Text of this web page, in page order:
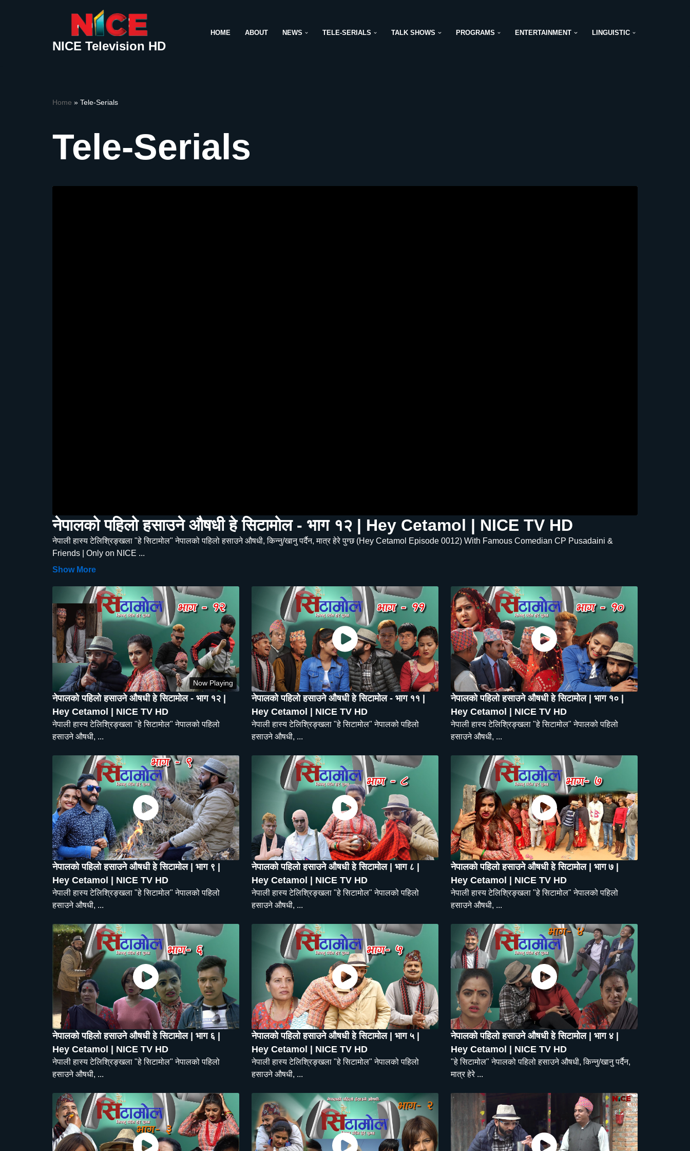
NICE Television HD
HOME ABOUT NEWS TELE-SERIALS TALK SHOWS PROGRAMS ENTERTAINMENT LINGUISTIC
Home » Tele-Serials
Tele-Serials
नेपालको पहिलो हसाउने औषधी हे सिटामोल - भाग १२ | Hey Cetamol | NICE TV HD
नेपाली हास्य टेलिश्रिङ्खला "हे सिटामोल" नेपालको पहिलो हसाउने औषधी, किन्नु/खानु पर्दैन, मात्र हेरे पुग्छ (Hey Cetamol Episode 0012) With Famous Comedian CP Pusadaini &
Friends | Only on NICE ...
Show More
Now Playing
नेपालको पहिलो हसाउने औषधी हे सिटामोल - भाग १२ |
Hey Cetamol | NICE TV HD
नेपाली हास्य टेलिश्रिङ्खला "हे सिटामोल" नेपालको पहिलो
हसाउने औषधी, ...
नेपालको पहिलो हसाउने औषधी हे सिटामोल - भाग ११ |
Hey Cetamol | NICE TV HD
नेपाली हास्य टेलिश्रिङ्खला "हे सिटामोल" नेपालको पहिलो
हसाउने औषधी, ...
नेपालको पहिलो हसाउने औषधी हे सिटामोल | भाग १० |
Hey Cetamol | NICE TV HD
नेपाली हास्य टेलिश्रिङ्खला "हे सिटामोल" नेपालको पहिलो
हसाउने औषधी, ...
नेपालको पहिलो हसाउने औषधी हे सिटामोल | भाग ९ |
Hey Cetamol | NICE TV HD
नेपाली हास्य टेलिश्रिङ्खला "हे सिटामोल" नेपालको पहिलो
हसाउने औषधी, ...
नेपालको पहिलो हसाउने औषधी हे सिटामोल | भाग ८ |
Hey Cetamol | NICE TV HD
नेपाली हास्य टेलिश्रिङ्खला "हे सिटामोल" नेपालको पहिलो
हसाउने औषधी, ...
नेपालको पहिलो हसाउने औषधी हे सिटामोल | भाग ७ |
Hey Cetamol | NICE TV HD
नेपाली हास्य टेलिश्रिङ्खला "हे सिटामोल" नेपालको पहिलो
हसाउने औषधी, ...
नेपालको पहिलो हसाउने औषधी हे सिटामोल | भाग ६ |
Hey Cetamol | NICE TV HD
नेपाली हास्य टेलिश्रिङ्खला "हे सिटामोल" नेपालको पहिलो
हसाउने औषधी, ...
नेपालको पहिलो हसाउने औषधी हे सिटामोल | भाग ५ |
Hey Cetamol | NICE TV HD
नेपाली हास्य टेलिश्रिङ्खला "हे सिटामोल" नेपालको पहिलो
हसाउने औषधी, ...
नेपालको पहिलो हसाउने औषधी हे सिटामोल | भाग ४ |
Hey Cetamol | NICE TV HD
"हे सिटामोल" नेपालको पहिलो हसाउने औषधी, किन्नु/खानु पर्दैन,
मात्र हेरे ...